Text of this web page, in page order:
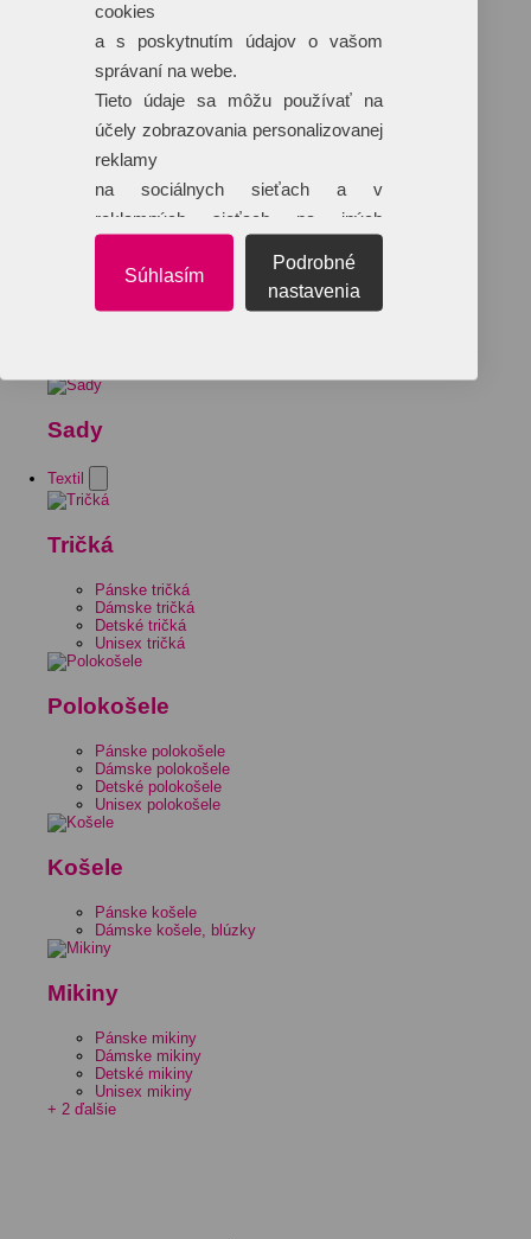
Sady
Textil
Tričká
Pánske tričká
Dámske tričká
Detské tričká
Unisex tričká
Polokošele
Pánske polokošele
Dámske polokošele
Detské polokošele
Unisex polokošele
Košele
Pánske košele
Dámske košele, blúzky
Mikiny
Pánske mikiny
Dámske mikiny
Detské mikiny
Unisex mikiny
+ 2 ďalšie
cookies
a s poskytnutím údajov o vašom
správaní na webe.
Tieto údaje sa môžu používať na
účely zobrazovania personalizovanej
reklamy
na sociálnych sieťach a v
reklamných sieťach na iných
Súhlasím
Podrobné
nastavenia